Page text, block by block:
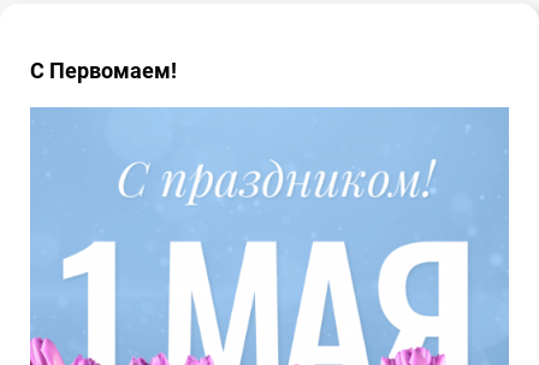
С Первомаем!